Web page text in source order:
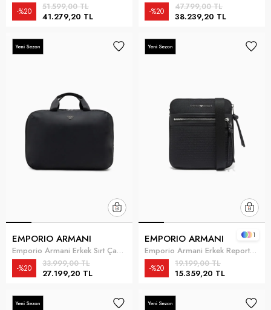
41.279,20 TL
51.599,00 TL
%20
38.239,20 TL
47.799,00 TL
%20
EMPORIO ARMANI
Emporio Armani Erkek Sırt Çantası Siyah
27.199,20 TL
33.999,00 TL
%20
EMPORIO ARMANI
Emporio Armani Erkek Reporter Çanta Siyah
15.359,20 TL
19.199,00 TL
%20
1